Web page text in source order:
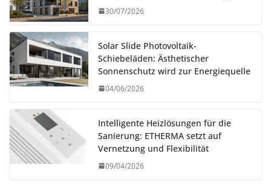
30/07/2026
Solar Slide Photovoltaik-
Schiebeläden: Ästhetischer
Sonnenschutz wird zur Energiequelle
04/06/2026
Intelligente Heizlösungen für die
Sanierung: ETHERMA setzt auf
Vernetzung und Flexibilität
09/04/2026